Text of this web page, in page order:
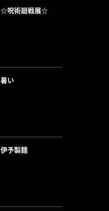
☆呪術廻戦展☆
暑い
伊予製麺